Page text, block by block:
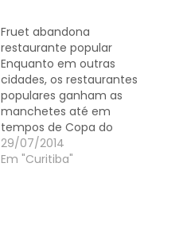
Fruet abandona
restaurante popular
Enquanto em outras
cidades, os restaurantes
populares ganham as
manchetes até em
tempos de Copa do
Mundo, o principal
restaurante popular de
29/07/2014
Em "Curitiba"